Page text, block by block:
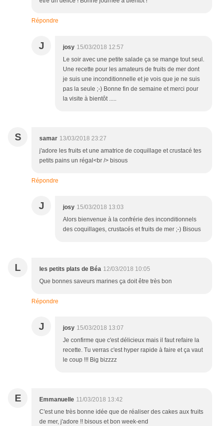
Répondre
J josy 15/03/2018 12:57
Le soir avec une petite salade ça se mange tout seul.
Une recette pour les amateurs de fruits de mer dont
je suis une inconditionnelle et je vois que je ne suis
pas la seule ;-) Bonne fin de semaine et merci pour
la visite à bientôt .....
S samar 13/03/2018 23:27
j'adore les fruits et une amatrice de coquillage et crustacé tes
petits pains un régal<br /> bisous
Répondre
J josy 15/03/2018 13:03
Alors bienvenue à la confrérie des inconditionnels
des coquillages, crustacés et fruits de mer ;-) Bisous
L les petits plats de Béa 12/03/2018 10:05
Que bonnes saveurs marines ça doit être très bon
Répondre
J josy 15/03/2018 13:07
Je confirme que c'est délicieux mais il faut refaire la
recette. Tu verras c'est hyper rapide à faire et ça vaut
le coup !!! Big bizzzz
E Emmanuelle 11/03/2018 13:42
C'est une très bonne idée que de réaliser des cakes aux fruits
de mer, j'adore !! bisous et bon week-end